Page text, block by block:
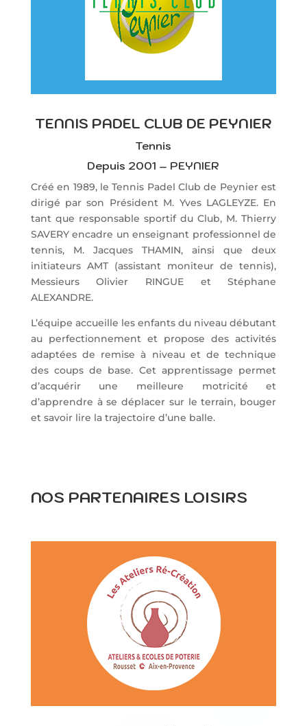
TENNIS PADEL CLUB DE PEYNIER
Tennis
Depuis 2001 – PEYNIER
Créé en 1989, le Tennis Padel Club de Peynier est
dirigé par son Président M. Yves LAGLEYZE. En
tant que responsable sportif du Club, M. Thierry
SAVERY encadre un enseignant professionnel de
tennis, M. Jacques THAMIN, ainsi que deux
initiateurs AMT (assistant moniteur de tennis),
Messieurs Olivier RINGUE et Stéphane
ALEXANDRE.
L’équipe accueille les enfants du niveau débutant
au perfectionnement et propose des activités
adaptées de remise à niveau et de technique
des coups de base. Cet apprentissage permet
d’acquérir une meilleure motricité et
d’apprendre à se déplacer sur le terrain, bouger
et savoir lire la trajectoire d’une balle.
NOS PARTENAIRES LOISIRS